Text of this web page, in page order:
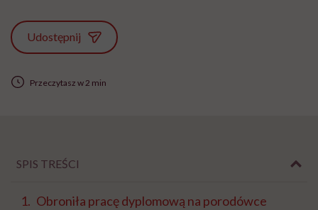
Udostępnij
Przeczytasz w 2 min
SPIS TREŚCI
Obroniła pracę dyplomową na porodówce